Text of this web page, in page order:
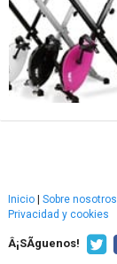
Inicio Sobre nosotros
Privacidad y cookies
Â¡SÃ­guenos!